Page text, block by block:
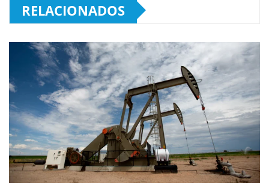
RELACIONADOS